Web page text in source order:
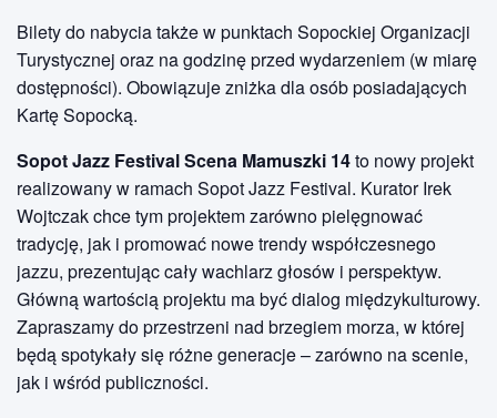
Bilety do nabycia także w punktach Sopockiej Organizacji
Turystycznej oraz na godzinę przed wydarzeniem (w miarę
dostępności). Obowiązuje zniżka dla osób posiadających
Kartę Sopocką.
Sopot Jazz Festival Scena Mamuszki 14to nowy projekt
realizowany w ramach Sopot Jazz Festival. Kurator Irek
Wojtczak chce tym projektem zarówno pielęgnować
tradycję, jak i promować nowe trendy współczesnego
jazzu, prezentując cały wachlarz głosów i perspektyw.
Główną wartością projektu ma być dialog międzykulturowy.
Zapraszamy do przestrzeni nad brzegiem morza, w której
będą spotykały się różne generacje – zarówno na scenie,
jak i wśród publiczności.